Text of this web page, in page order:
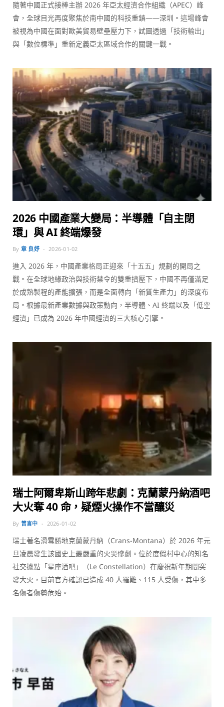
隨著中國正式接棒主辦 2026 年亞太經濟合作組織（APEC）峰
會，全球目光再度聚焦於南中國的科技重鎮——深圳。這場峰會
被視為中國在面對歐美貿易壁壘壓力下，試圖透過「技術輸出」
與「數位標準」重新定義亞太區域合作的關鍵一戰。
2026 中國產業大變局：半導體「自主閉
環」與 AI 終端爆發
By 章 良妤 2026-01-02
進入 2026 年，中國產業格局正迎來「十五五」規劃的開局之
戰。在全球地緣政治與技術禁令的雙重擠壓下，中國不再僅滿足
於成熟製程的產能擴張，而是全面轉向「新質生產力」的深度布
局。根據最新產業數據與政策動向，半導體、AI 終端以及「低空
經濟」已成為 2026 年中國經濟的三大核心引擎。
瑞士阿爾卑斯山跨年悲劇：克蘭蒙丹納酒吧
大火奪 40 命，疑煙火操作不當釀災
By 曾言中 2026-01-02
瑞士著名滑雪勝地克蘭蒙丹納（Crans-Montana）於 2026 年元
旦凌晨發生該國史上最嚴重的火災慘劇。位於度假村中心的知名
社交據點「星座酒吧」（Le Constellation）在慶祝新年期間突
發大火，目前官方確認已造成 40 人罹難、115 人受傷，其中多
名傷者傷勢危殆。